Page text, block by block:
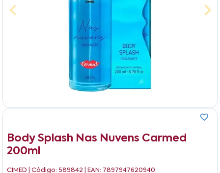
Body Splash Nas Nuvens Carmed
200ml
CIMED | Código: 589842 | EAN: 7897947620940